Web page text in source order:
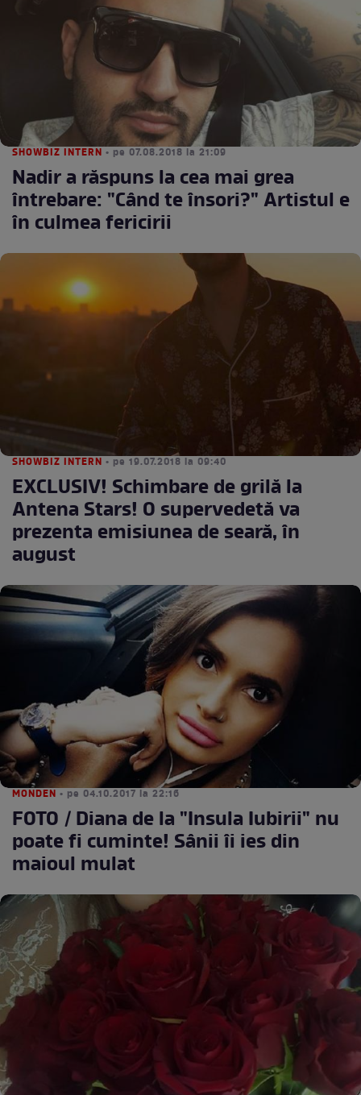
SHOWBIZ INTERN • pe 07.08.2018 la 21:09
Nadir a răspuns la cea mai grea
întrebare: "Când te însori?" Artistul e
în culmea fericirii
SHOWBIZ INTERN • pe 19.07.2018 la 09:40
EXCLUSIV! Schimbare de grilă la
Antena Stars! O supervedetă va
prezenta emisiunea de seară, în
august
MONDEN • pe 04.10.2017 la 22:16
FOTO / Diana de la "Insula Iubirii" nu
poate fi cuminte! Sânii îi ies din
maioul mulat